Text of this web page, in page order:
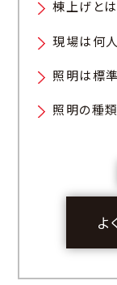
棟上げと
現場は何
照明は標
照明の種
よ